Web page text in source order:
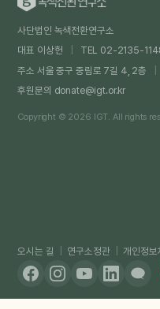
사단법인 녹색전환연구소
대표 이상헌
TEL 02-2135-
주소 서울 중구 중림로 7길 4, 2층
후원문의 donate@igt.or.kr
Copyright © 2026 IGT. All rights
오시는 길 연구소정관 개인정보